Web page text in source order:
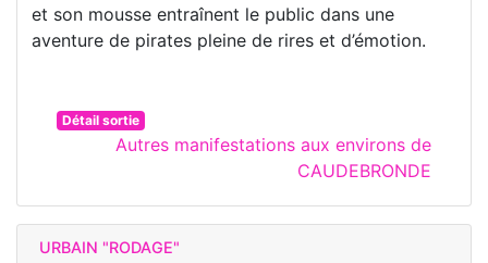
et son mousse entraînent le public dans une
aventure de pirates pleine de rires et d’émotion.
Détail sortie
Autres manifestations aux environs de
CAUDEBRONDE
URBAIN "RODAGE"